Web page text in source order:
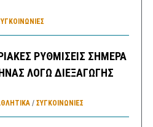
ΡΥΘΜΙΣΕΙΣ ΣΗΜΕΡΑ
ΛΟΓΩ ΔΙΕΞΑΓΩΓΗΣ
/ ΣΥΓΚΟΙΝΩΝΊΕΣ